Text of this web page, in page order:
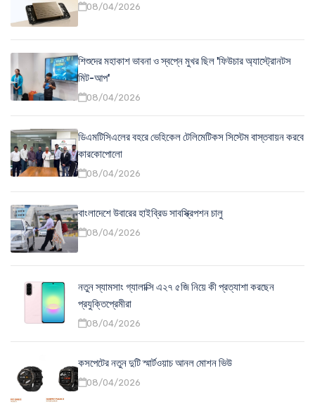
08/04/2026
শিশুদের মহাকাশ ভাবনা ও স্বপ্নে মুখর ছিল 'ফিউচার অ্যাস্ট্রোনটস
মিট-আপ'
08/04/2026
ডিএমটিসিএলের বহরে ভেহিকেল টেলিমেটিকস সিস্টেম বাস্তবায়ন করবে
কারকোপোলো
08/04/2026
বাংলাদেশে উবারের হাইব্রিড সাবস্ক্রিপশন চালু
08/04/2026
নতুন স্যামসাং গ্যালাক্সি এ২৭ ৫জি নিয়ে কী প্রত্যাশা করছেন
প্রযুক্তিপ্রেমীরা
08/04/2026
কসপেটের নতুন দুটি স্মার্টওয়াচ আনল মোশন ভিউ
08/04/2026